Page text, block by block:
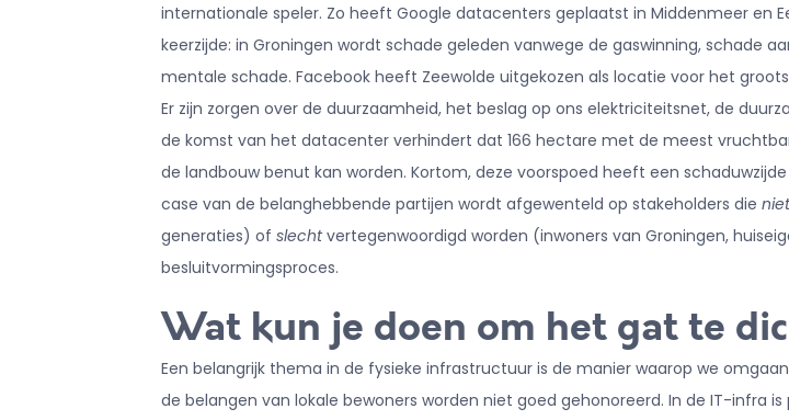
internationale speler. Zo heeft Google datacenters geplaatst in Middenmeer en
keerzijde: in Groningen wordt schade geleden vanwege de gaswinning, schade
mentale schade. Facebook heeft Zeewolde uitgekozen als locatie voor het
Er zijn zorgen over de duurzaamheid, het beslag op ons elektriciteitsnet, de
de komst van het datacenter verhindert dat 166 hectare met de meest
de landbouw benut kan worden. Kortom, deze voorspoed heeft een
case van de belanghebbende partijen wordt afgewenteld op stakeholders die niet
generaties) of slechtvertegenwoordigd worden (inwoners van Groningen,
besluitvormingsproces.
Wat kun je doen om het gat te
Een belangrijk thema in de fysieke infrastructuur is de manier waarop we
de belangen van lokale bewoners worden niet goed gehonoreerd. In de IT-infra